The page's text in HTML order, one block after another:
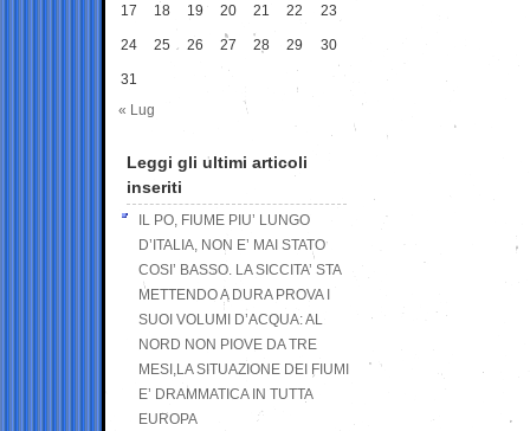
17 18 19 20 21 22 23
24 25 26 27 28 29 30
31
« Lug
Leggi gli ultimi articoli
inseriti
IL PO, FIUME PIU’ LUNGO
D’ITALIA, NON E’ MAI STATO
COSI’ BASSO. LA SICCITA’ STA
METTENDO A DURA PROVA I
SUOI VOLUMI D’ACQUA: AL
NORD NON PIOVE DA TRE
MESI,LA SITUAZIONE DEI FIUMI
E’ DRAMMATICA IN TUTTA
EUROPA